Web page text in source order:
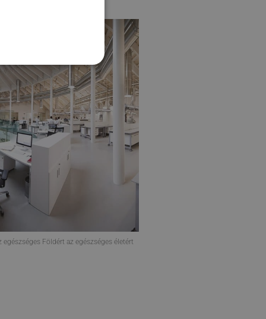
egészséges Földért az egészséges életért